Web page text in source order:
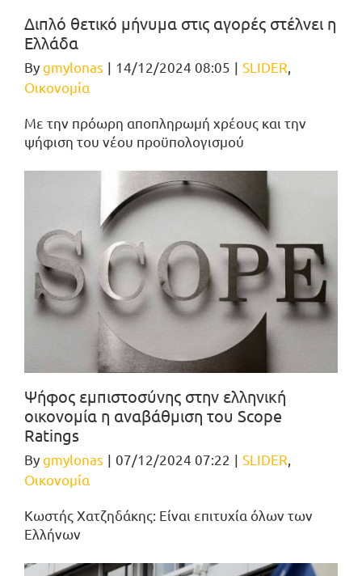
Διπλό θετικό μήνυμα στις αγορές στέλνει η
Ελλάδα
Bygmylonas | 14/12/2024 08:05 | SLIDER,
Οικονομία
Mε την πρόωρη αποπληρωμή χρέους και την
ψήφιση του νέου προϋπολογισμού
Ψήφος εμπιστοσύνης στην ελληνική
οικονομία η αναβάθμιση του Scope
Ratings
Bygmylonas | 07/12/2024 07:22 | SLIDER,
Οικονομία
Κωστής Χατζηδάκης: Είναι επιτυχία όλων των
Ελλήνων